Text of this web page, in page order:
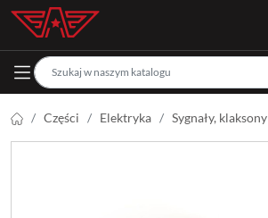
Części Elektryka Sygnały, klaksony